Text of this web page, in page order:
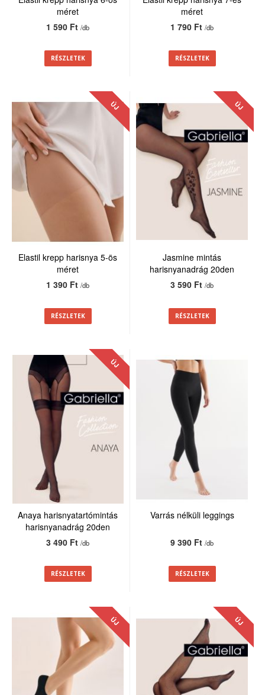
méret
1 590 Ft/db
RÉSZLETEK
méret
1 790 Ft/db
RÉSZLETEK
ÚJ
Elastil krepp harisnya 5-ös
méret
1 390 Ft/db
RÉSZLETEK
ÚJ
Jasmine mintás
harisnyanadrág 20den
3 590 Ft/db
RÉSZLETEK
ÚJ
Anaya harisnyatartómintás
harisnyanadrág 20den
3 490 Ft/db
RÉSZLETEK
Varrás nélküli leggings
9 390 Ft/db
RÉSZLETEK
ÚJ ÚJ